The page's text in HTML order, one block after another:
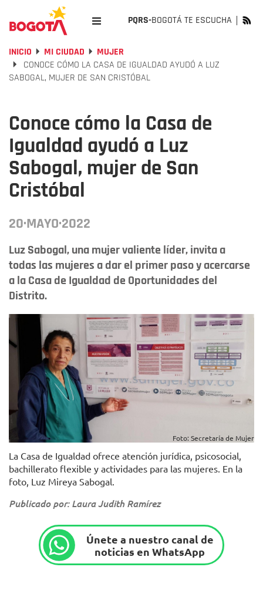
PQRS-BOGOTÁ TE ESCUCHA
INICIO MI CIUDAD
MUJER
CONOCE CÓMO LA CASA DE IGUALDAD AYUDÓ A LUZ
SABOGAL, MUJER DE SAN CRISTÓBAL
Conoce cómo la Casa de
Igualdad ayudó a Luz
Sabogal, mujer de San
Cristóbal
20·MAYO·2022
Luz Sabogal, una mujer valiente líder, invita a
todas las mujeres a dar el primer paso y acercarse
a la Casa de Igualdad de Oportunidades del
Distrito.
Foto: Secretaría de Mujer
La Casa de Igualdad ofrece atención jurídica, psicosocial,
bachillerato flexible y actividades para las mujeres. En la
foto, Luz Mireya Sabogal.
Publicado por: Laura Judith Ramírez
Únete a nuestro canal de
noticias en WhatsApp